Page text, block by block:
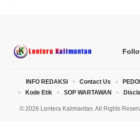
© 2026 Lentera Kalimantan. All Rights
INFO REDAKSI Contact Us
Kode Etik
SOP WARTAWAN